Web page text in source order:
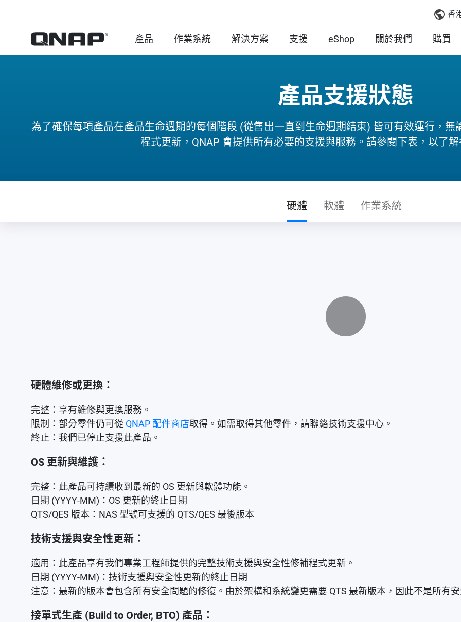
香
產品 作業系統 解決方案 支援 eShop 關於我們 購買
產品支援狀態
為了確保每項產品在產品生命週期的每個階段 (從售出一直到生命週期結束) 皆可有效運行，無
程式更新，QNAP 會提供所有必要的支援與服務。請參閱下表，以了解
硬體 軟體 作業系統
硬體維修或更換：
完整：享有維修與更換服務。
限制：部分零件仍可從 QNAP 配件商店取得。如需取得其他零件，請聯絡技術支援中心。
終止：我們已停止支援此產品。
OS 更新與維護：
完整：此產品可持續收到最新的 OS 更新與軟體功能。
日期 (YYYY-MM)：OS 更新的終止日期
QTS/QES 版本：NAS 型號可支援的 QTS/QES 最後版本
技術支援與安全性更新：
適用：此產品享有我們專業工程師提供的完整技術支援與安全性修補程式更新。
日期 (YYYY-MM)：技術支援與安全性更新的終止日期
注意：最新的版本會包含所有安全問題的修復。由於架構和系統變更需要 QTS 最新版本，因此不是所有
接單式生產 (Build to Order, BTO) 產品：